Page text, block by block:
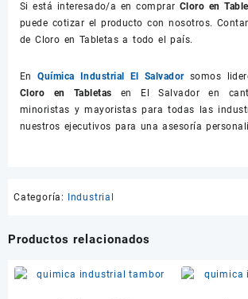
Si está interesado/a en comprar Cloro en
puede cotizar el producto con nosotros.
de Cloro en Tabletas a todo el país.
EnQuímica Industrial El Salvadorsomos
Cloro en Tabletas en El Salvador en
minoristas y mayoristas para todas las
nuestros ejecutivos para una asesoría
Categoría: Industrial
Productos relacionados